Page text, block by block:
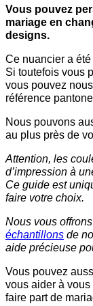
Vous pouvez
mariage en
designs.
Ce nuancier a
Si toutefois vous
vous pouvez
référence
Nous pouvons
au plus près de
Attention, les
d’impression à
Ce guide est
faire votre choix.
Nous vous
échantillons de
aide précieuse
Vous pouvez
vous aider à
faire part de